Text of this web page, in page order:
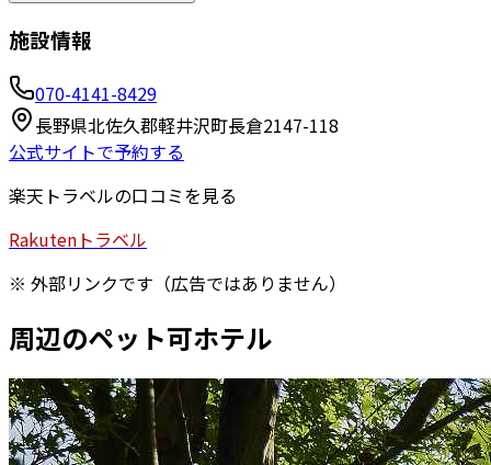
施設情報
070-4141-8429
長野県北佐久郡軽井沢町長倉2147-118
公式サイトで予約する
楽天トラベルの口コミを見る
Rakuten トラベル
※ 外部リンクです（広告ではありません）
周辺のペット可ホテル